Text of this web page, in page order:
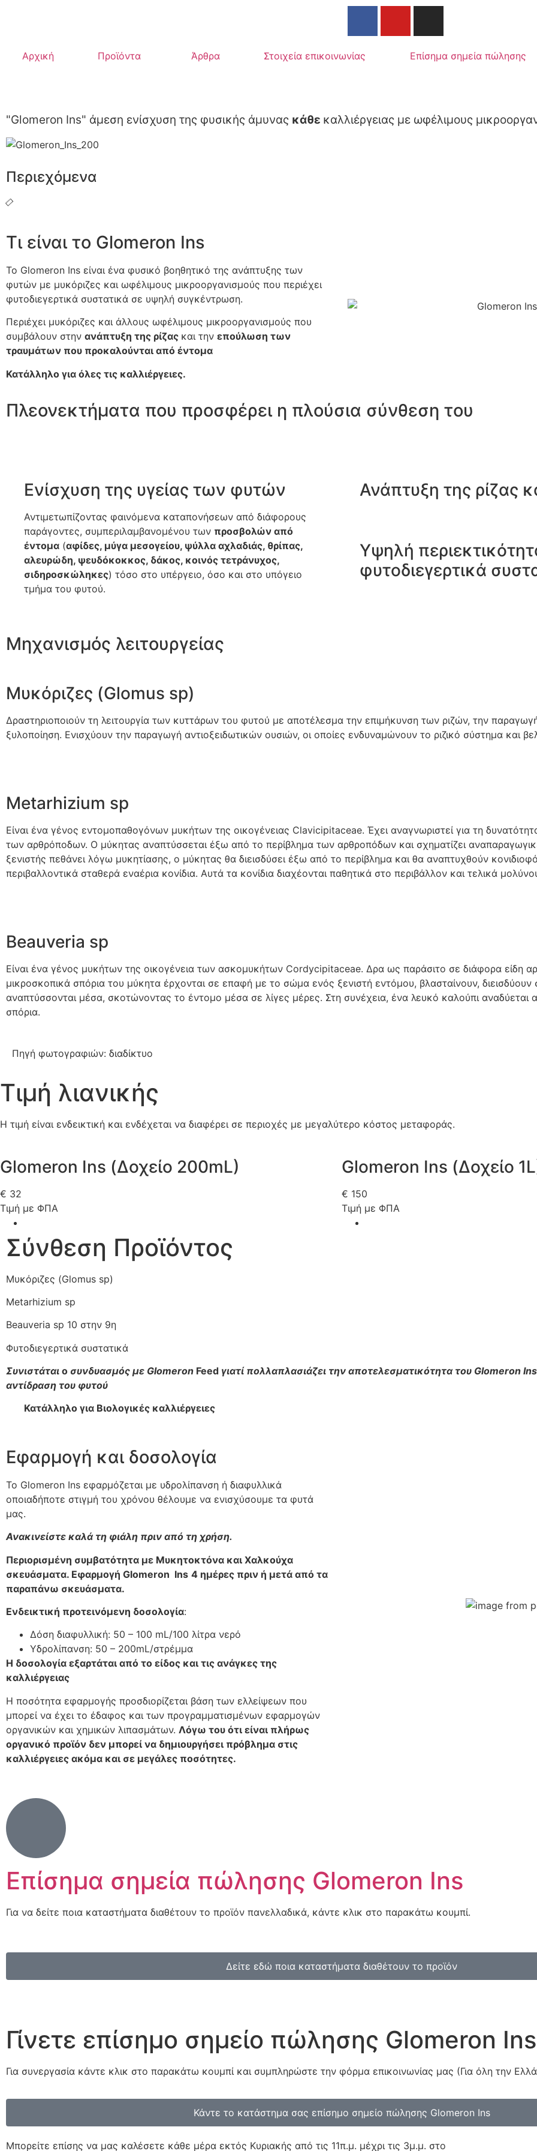
Αρχική Προϊόντα Άρθρα Στοιχεία επικοινωνίας Επίσημα σημεία πώλησης
"Glomeron Ins" άμεση ενίσχυση της φυσικής άμυνας κάθε καλλιέργειας με ωφέλιμους
Περιεχόμενα
Τι είναι το Glomeron Ins
Το Glomeron Ins είναι ένα φυσικό βοηθητικό της ανάπτυξης των
φυτών με μυκόριζες και ωφέλιμους μικροοργανισμούς που περιέχει
φυτοδιεγερτικά συστατικά σε υψηλή συγκέντρωση.
Περιέχει μυκόριζες και άλλους ωφέλιμους μικροοργανισμούς που
συμβάλουν στην ανάπτυξη της ρίζας και την επούλωση των
τραυμάτων που προκαλούνται από έντομα
Κατάλληλο για όλες τις καλλιέργειες.
Πλεονεκτήματα που προσφέρει η πλούσια σύνθεση του
Ενίσχυση της υγείας των φυτών
Αντιμετωπίζοντας φαινόμενα καταπονήσεων από διάφορους
παράγοντες, συμπεριλαμβανομένου των προσβολών από
έντομα (αφίδες, μύγα μεσογείου, ψύλλα αχλαδιάς, θρίπας,
αλευρώδη, ψευδόκοκκος, δάκος, κοινός τετράνυχος,
σιδηροσκώληκες) τόσο στο υπέργειο, όσο και στο υπόγειο
τμήμα του φυτού.
Ανάπτυξη της ρίζας
Υψηλή
φυτοδιεγερτικά
Μηχανισμός λειτουργείας
Μυκόριζες (Glomus sp)
Δραστηριοποιούν τη λειτουργία των κυττάρων του φυτού με αποτέλεσμα την επιμήκυνση των ριζών, την
ξυλοποίηση. Ενισχύουν την παραγωγή αντιοξειδωτικών ουσιών, οι οποίες ενδυναμώνουν το ριζικό σύστημα και
Metarhizium sp
Είναι ένα γένος εντομοπαθογόνων μυκήτων της οικογένειας Clavicipitaceae. Έχει αναγνωριστεί για τη
των αρθρόποδων. Ο μύκητας αναπτύσσεται έξω από το περίβλημα των αρθροπόδων και σχηματίζει
ξενιστής πεθάνει λόγω μυκητίασης, ο μύκητας θα διεισδύσει έξω από το περίβλημα και θα αναπτυχθούν
περιβαλλοντικά σταθερά εναέρια κονίδια. Αυτά τα κονίδια διαχέονται παθητικά στο περιβάλλον και τελικά
Beauveria sp
Είναι ένα γένος μυκήτων της οικογένεια των ασκομυκήτων Cordycipitaceae. Δρα ως παράσιτο σε διάφορα είδη
μικροσκοπικά σπόρια του μύκητα έρχονται σε επαφή με το σώμα ενός ξενιστή εντόμου, βλασταίνουν, διεισδύουν
αναπτύσσονται μέσα, σκοτώνοντας το έντομο μέσα σε λίγες μέρες. Στη συνέχεια, ένα λευκό καλούπι αναδύεται
σπόρια.
Πηγή φωτογραφιών: διαδίκτυο
Τιμή λιανικής
Η τιμή είναι ενδεικτική και ενδέχεται να διαφέρει σε περιοχές με μεγαλύτερο κόστος μεταφοράς.
Glomeron Ins (Δοχείο 200mL)
€ 32
Τιμή με ΦΠΑ
Glomeron Ins (Δοχείο
€ 150
Τιμή με ΦΠΑ
Σύνθεση Προϊόντος
Μυκόριζες (Glomus sp)
Metarhizium sp
Beauveria sp 10 στην 9η
Φυτοδιεγερτικά συστατικά
Συνιστάται ο συνδυασμός με Glomeron Feed γιατί πολλαπλασιάζει την αποτελεσματικότητα του Glomeron Ins
αντίδραση του φυτού
Κατάλληλο για Βιολογικές καλλιέργειες
Εφαρμογή και δοσολογία
Το Glomeron Ins εφαρμόζεται με υδρολίπανση ή διαφυλλικά
οποιαδήποτε στιγμή του χρόνου θέλουμε να ενισχύσουμε τα φυτά
μας.
Ανακινείστε καλά τη φιάλη πριν από τη χρήση.
Περιορισμένη συμβατότητα με Μυκητοκτόνα και Χαλκούχα
σκευάσματα. Εφαρμογή Glomeron Ins 4 ημέρες πριν ή μετά από τα
παραπάνω σκευάσματα.
Ενδεικτική προτεινόμενη δοσολογία:
Δόση διαφυλλική: 50 – 100 mL/100 λίτρα νερό
Yδρολίπανση: 50 – 200mL/στρέμμα
Η δοσολογία εξαρτάται από το είδος και τις ανάγκες της
καλλιέργειας
Η ποσότητα εφαρμογής προσδιορίζεται βάση των ελλείψεων που
μπορεί να έχει το έδαφος και των προγραμματισμένων εφαρμογών
οργανικών και χημικών λιπασμάτων. Λόγω του ότι είναι πλήρως
οργανικό προϊόν δεν μπορεί να δημιουργήσει πρόβλημα στις
καλλιέργειες ακόμα και σε μεγάλες ποσότητες.
Επίσημα σημεία πώλησης Glomeron Ins
Για να δείτε ποια καταστήματα διαθέτουν το προϊόν πανελλαδικά, κάντε κλικ στο παρακάτω κουμπί.
Δείτε εδώ ποια καταστήματα διαθέτουν το προϊόν
Γίνετε επίσημο σημείο πώλησης Glomeron Ins
Για συνεργασία κάντε κλικ στο παρακάτω κουμπί και συμπληρώστε την φόρμα επικοινωνίας μας (Για όλη την
Κάντε το κατάστημα σας επίσημο σημείο πώλησης Glomeron Ins
Μπορείτε επίσης να μας καλέσετε κάθε μέρα εκτός Κυριακής από τις 11π.μ. μέχρι τις 3μ.μ. στο